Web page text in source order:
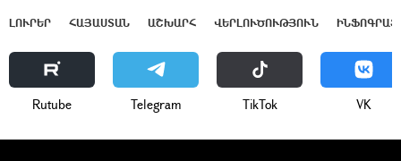
ԼՈՒՐԵՐ ՀԱՅԱՍՏԱՆ ԱՇԽԱՐՀ ՎԵՐԼՈՒԾՈՒԹՅՈՒՆ
Rutube Telegram ТikТоk VK